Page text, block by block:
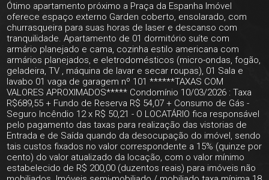
Ótimo apartamento próximo a Praça da Espanha Imóvel
oferece espaço externo Garden coberto, ensolarado, com
churrasqueira para suas horas de laser e descanso com
tranquilidade. Apartamento de 01 dormitório suíte com
armário planejado e cama, cozinha estilo americana com
armários planejados, e eletrodomésticos (micro-ondas, fogão,
geladeira, TV , máquina de lavar e secar roupas), 01 Sala e
lavabo 01 vaga de garagem nº 101 ******TAXAS COM
VALORES APROXIMADOS***** Condomínio 10/03/2026 : Taxa
R$689,55 + Fundo de Reserva R$ 54,07 + Consumo de Gás -
Seguro Incêndio 12 x R$ 50,21 - O LOCATÁRIO fica responsável
pelo pagamento das taxas para realização das vistorias de
Entrada e de Saída quando da desocupação do imóvel, sendo
tais custos fixados no valor correspondente a 15% (quinze por
cento) do valor atualizado da locação, com o valor mínimo
estabelecido de R$ 200,00 (duzentos reais) para imóveis não